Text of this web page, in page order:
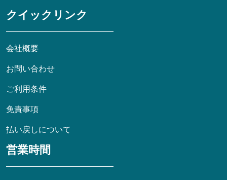
クイックリンク
会社概要
お問い合わせ
ご利用条件
免責事項
払い戻しについて
営業時間